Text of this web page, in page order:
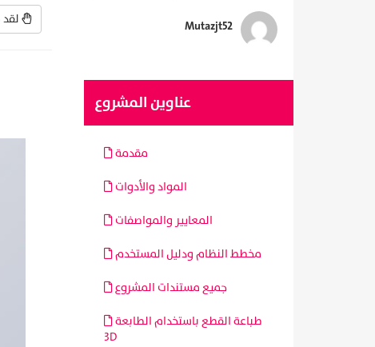
Mutazjt52
عناوين المشروع
مقدمة
المواد والأدوات
المعايير والمواصفات
مخطط النظام ودليل المستخدم
جميع مستندات المشروع
طباعة القطع باستخدام الطابعة
٣D